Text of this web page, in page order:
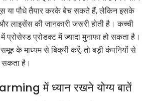
या पौधे तैयार करके बेच सकते हैं, लेकिन इसके
लाइसेंस की जानकारी जरूरी होती है। कच्ची
प्रोसेस्ड प्रोडक्ट में ज्यादा मुनाफा हो सकता है।
के माध्यम से बिक्री करें, तो बड़ी कंपनियों से
है।
में ध्यान रखने योग्य बातें